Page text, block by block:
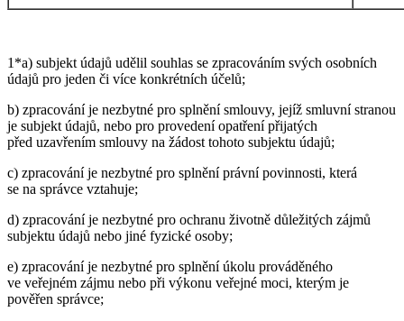
1*a) subjekt údajů udělil souhlas se zpracováním svých osobních
údajů pro jeden či více konkrétních účelů;
b) zpracování je nezbytné pro splnění smlouvy, jejíž smluvní stranou
je subjekt údajů, nebo pro provedení opatření přijatých
před uzavřením smlouvy na žádost tohoto subjektu údajů;
c) zpracování je nezbytné pro splnění právní povinnosti, která
se na správce vztahuje;
d) zpracování je nezbytné pro ochranu životně důležitých zájmů
subjektu údajů nebo jiné fyzické osoby;
e) zpracování je nezbytné pro splnění úkolu prováděného
ve veřejném zájmu nebo při výkonu veřejné moci, kterým je
pověřen správce;